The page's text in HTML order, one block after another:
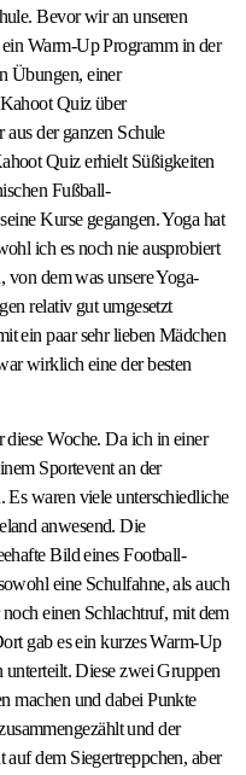
Bevor wir an unseren
Warm-Up Programm in der
Übungen, einer
Quiz über
aus der ganzen Schule
Quiz erhielt Süßigkeiten
Fußball-
Kurse gegangen. Yoga hat
ich es noch nie ausprobiert
von dem was unsere Yoga-
relativ gut umgesetzt
ein paar sehr lieben Mädchen
wirklich eine der besten
Woche. Da ich in einer
Sportevent an der
Es waren viele unterschiedliche
anwesend. Die
Bild eines Football-
eine Schulfahne, als auch
einen Schlachtruf, mit dem
gab es ein kurzes Warm-Up
Diese zwei Gruppen
machen und dabei Punkte
und der
dem Siegertreppchen, aber